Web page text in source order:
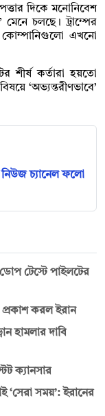
দিকে মনোনিবেশ
চলছে। ট্রাম্পের
এখনো
শীর্ষ কর্তারা হয়তো
‘অভ্যন্তরীণভাবে’
চ্যানেল ফলো
টেস্টে পাইলটের
প্রকাশ করল ইরান
হামলার দাবি
ক্যানসার
‘সেরা সময়’: ইরানের